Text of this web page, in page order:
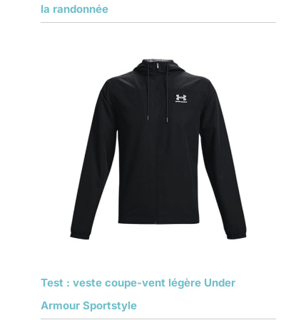
la randonnée
Test : veste coupe-vent légère Under
Armour Sportstyle